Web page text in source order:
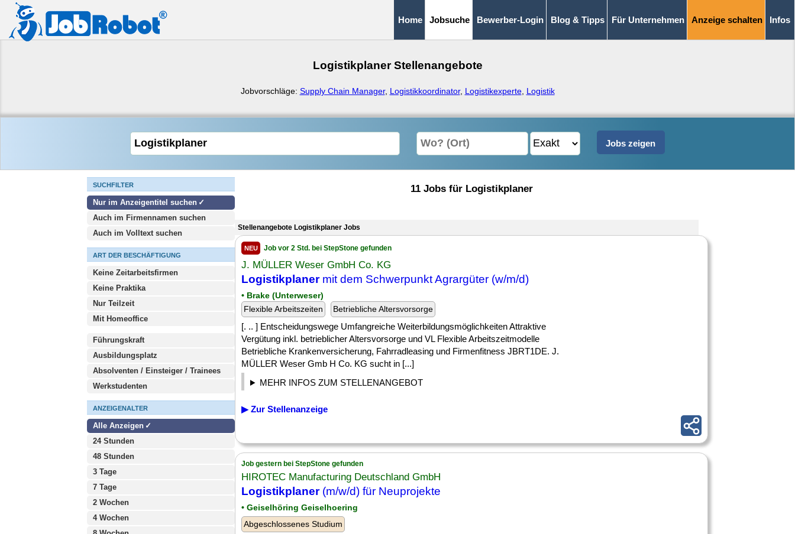
Home Jobsuche Bewerber-Login Blog & Tipps Für Unternehmen Anzeige schalten Infos
Logistikplaner Stellenangebote
Jobvorschläge: Supply Chain Manager, Logistikkoordinator, Logistikexperte, Logistik
SUCHFILTER
Nur im Anzeigentitel suchen
Auch im Firmennamen suchen
Auch im Volltext suchen
ART DER BESCHÄFTIGUNG
Keine Zeitarbeitsfirmen
Keine Praktika
Nur Teilzeit
Mit Homeoffice
Führungskraft
Ausbildungsplatz
Absolventen / Einsteiger / Trainees
Werkstudenten
ANZEIGENALTER
Alle Anzeigen
24 Stunden
48 Stunden
3 Tage
7 Tage
2 Wochen
4 Wochen
11 Jobs für Logistikplaner
Stellenangebote Logistikplaner Jobs
NEU Job vor 2 Std. bei StepStone gefunden
J. MÜLLER Weser GmbH Co. KG
Logistikplanermit dem Schwerpunkt Agrargüter (w/m/d)
• Brake (Unterweser)
Flexible Arbeitszeiten
Betriebliche Altersvorsorge
[. .. ] Entscheidungswege Umfangreiche Weiterbildungsmöglichkeiten Attraktive
Vergütung inkl. betrieblicher Altersvorsorge und VL Flexible Arbeitszeitmodelle
Betriebliche Krankenversicherung, Fahrradleasing und Firmenfitness JBRT1DE. J.
MÜLLER Weser Gmb H Co. KG sucht in [...]
MEHR INFOS ZUM STELLENANGEBOT
▶ Zur Stellenanzeige
Job gestern bei StepStone gefunden
HIROTEC Manufacturing Deutschland GmbH
Logistikplaner(m/w/d) für Neuprojekte
• Geiselhöring Geiselhoering
Abgeschlossenes Studium